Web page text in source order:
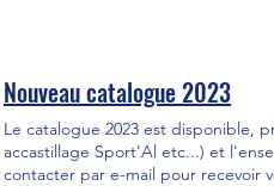
Nouveau catalogue 2023
Le catalogue 2023 est disponible,
accastillage Sport'Al etc...) et
contacter par e-mail pour recevoir